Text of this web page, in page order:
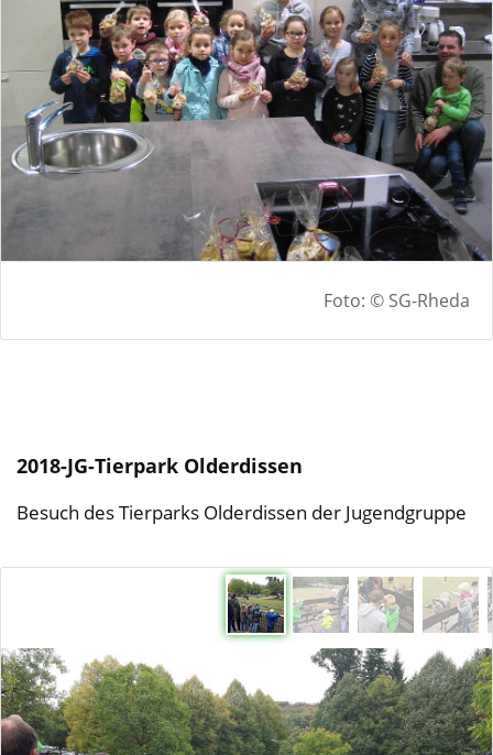
Foto: © SG-Rheda
2018-JG-Tierpark Olderdissen
Besuch des Tierparks Olderdissen der Jugendgruppe